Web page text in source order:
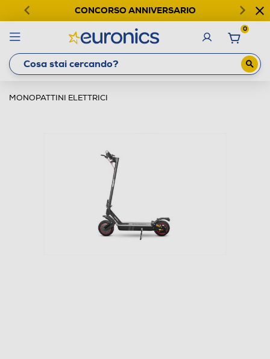
CONCORSO ANNIVERSARIO
0
MONOPATTINI ELETTRICI